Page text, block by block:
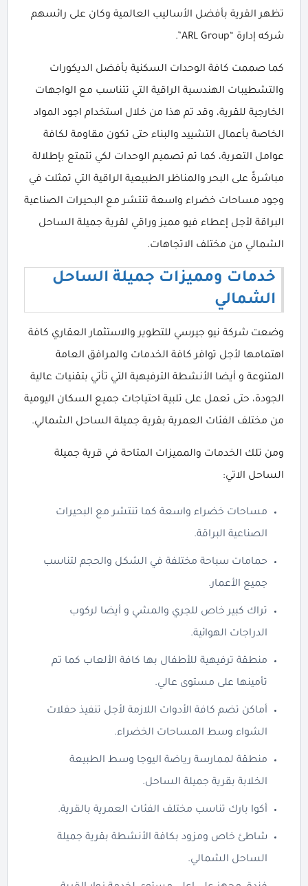
تظهر القرية بأفضل الأساليب العالمية وكان على رائسهم
شركه إدارة “ARL Group”.
كما صممت كافة الوحدات السكنية بأفضل الديكورات
والتشطيبات الهندسية الراقية التي تتناسب مع الواجهات
الخارجية للقرية، وقد تم هذا من خلال استخدام اجود المواد
الخاصة بأعمال التشييد والبناء حتى تكون مقاومة لكافة
عوامل التعرية، كما تم تصميم الوحدات لكي تتمتع بإطلالة
مباشرةً على البحر والمناظر الطبيعية الراقية التي تمثلت في
وجود مساحات خضراء واسعة تنتشر مع البحيرات الصناعية
البراقة لأجل إعطاء فيو مميز وراقي لقرية جميلة الساحل
الشمالي من مختلف الاتجاهات.
خدمات ومميزات جميلة الساحل
الشمالي
وضعت شركة نيو جيرسي للتطوير والاستثمار العقاري كافة
اهتمامها لأجل توافر كافة الخدمات والمرافق العامة
المتنوعة و أيضا الأنشطة الترفيهية التي تأتي بتقنيات عالية
الجودة، حتى تعمل على تلبية احتياجات جميع السكان اليومية
من مختلف الفئات العمرية بقرية جميلة الساحل الشمالي.
ومن تلك الخدمات والمميزات المتاحة في قرية جميلة
الساحل الاتي:
مساحات خضراء واسعة كما تنتشر مع البحيرات
الصناعية البراقة.
حمامات سباحة مختلفة في الشكل والحجم لتناسب
جميع الأعمار.
تراك كبير خاص للجري والمشي و أيضا لركوب
الدراجات الهوائية.
منطقة ترفيهية للأطفال بها كافة الألعاب كما تم
تأمينها على مستوى عالي.
أماكن تضم كافة الأدوات اللازمة لأجل تنفيذ حفلات
الشواء وسط المساحات الخضراء.
منطقة لممارسة رياضة اليوجا وسط الطبيعة
الخلابة بقرية جميلة الساحل.
أكوا بارك تناسب مختلف الفئات العمرية بالقرية.
شاطئ خاص ومزود بكافة الأنشطة بقرية جميلة
الساحل الشمالي.